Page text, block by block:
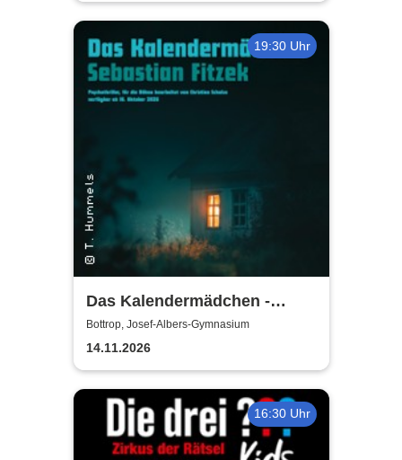
KG
19:30 Uhr
Das Kalendermädchen -
Westfälisches Landestheater
Castrop-Rauxel
Bottrop, Josef-Albers-Gymnasium
14.11.2026
16:30 Uhr